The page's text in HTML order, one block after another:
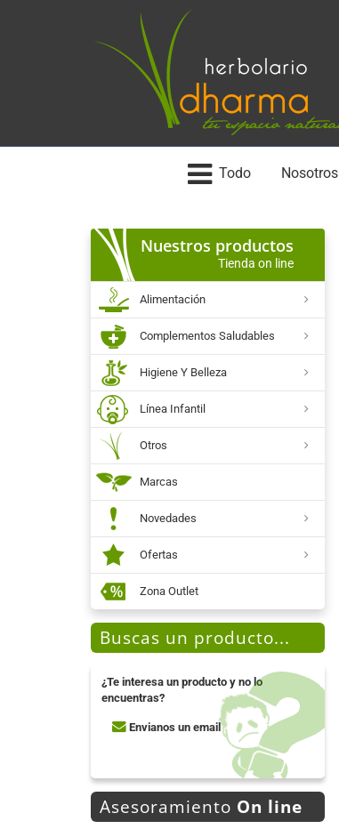
Todo Nosotros
Nuestros productos
Tienda on line
Alimentación
Complementos Saludables
Higiene Y Belleza
Línea Infantil
Otros
Marcas
Novedades
Ofertas
Zona Outlet
Buscas un producto...
¿Te interesa un producto y no lo
encuentras?
Envianos un email
Asesoramiento On line